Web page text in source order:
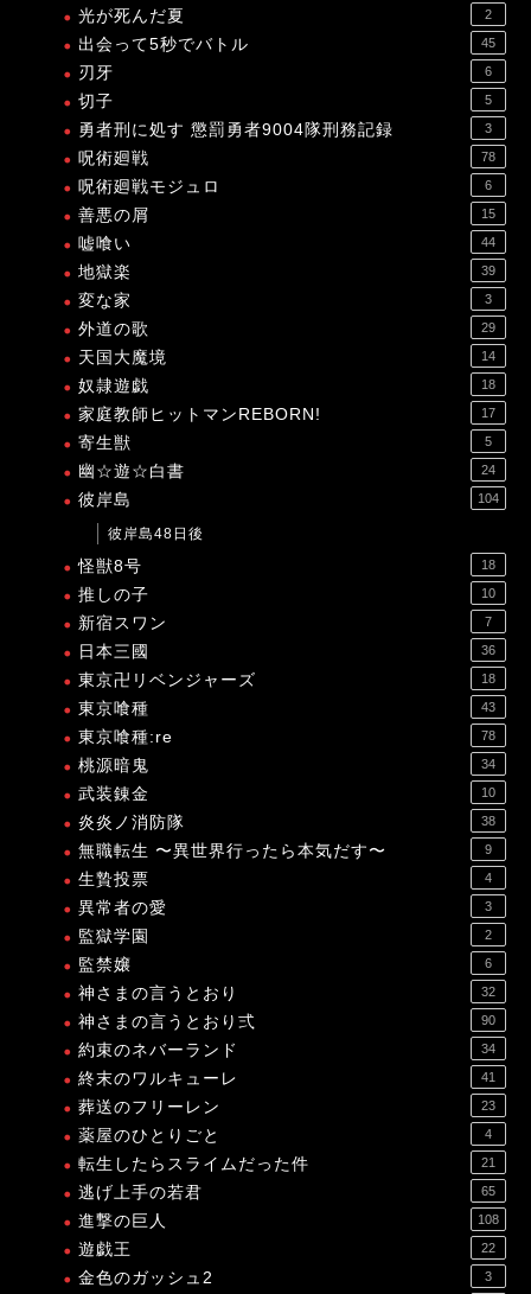
光が死んだ夏 2
出会って5秒でバトル 45
刃牙 6
切子 5
勇者刑に処す 懲罰勇者9004隊刑務記録 3
呪術廻戦 78
呪術廻戦モジュロ 6
善悪の屑 15
嘘喰い 44
地獄楽 39
変な家 3
外道の歌 29
天国大魔境 14
奴隷遊戯 18
家庭教師ヒットマンREBORN! 17
寄生獣 5
幽☆遊☆白書 24
彼岸島 104
彼岸島48日後
怪獣8号 18
推しの子 10
新宿スワン 7
日本三國 36
東京卍リベンジャーズ 18
東京喰種 43
東京喰種:re 78
桃源暗鬼 34
武装錬金 10
炎炎ノ消防隊 38
無職転生 〜異世界行ったら本気だす〜 9
生贄投票 4
異常者の愛 3
監獄学園 2
監禁嬢 6
神さまの言うとおり 32
神さまの言うとおり弍 90
約束のネバーランド 34
終末のワルキューレ 41
葬送のフリーレン 23
薬屋のひとりごと 4
転生したらスライムだった件 21
逃げ上手の若君 65
進撃の巨人 108
遊戯王 22
金色のガッシュ2 3